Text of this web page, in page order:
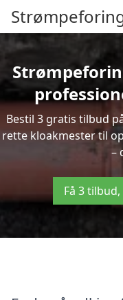
Bestil 3 gratis tilbud
rette kloakmester til
–
Få 3